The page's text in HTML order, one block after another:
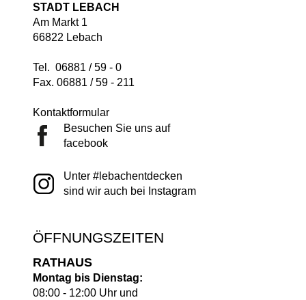
STADT LEBACH
Am Markt 1
66822 Lebach
Tel. 06881 / 59 - 0
Fax. 06881 / 59 - 211
Kontaktformular
Besuchen Sie uns auf
facebook
Unter #lebachentdecken
sind wir auch bei Instagram
ÖFFNUNGSZEITEN
RATHAUS
Montag bis Dienstag:
08:00 - 12:00 Uhr und